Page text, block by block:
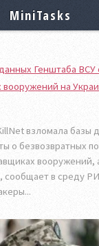
Генштаба ВСУ
вооружений на
взломала базы
о безвозвратных
вооружений,
сообщает в среду
MiniTasks